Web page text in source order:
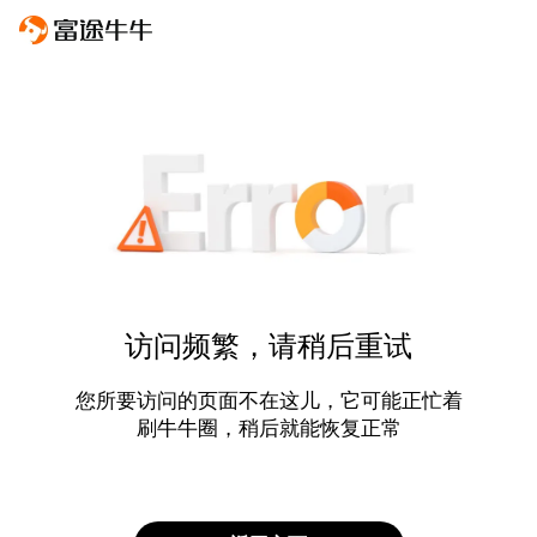
访问频繁，请稍后重试
您所要访问的页面不在这儿，它可能正忙着
刷牛牛圈，稍后就能恢复正常